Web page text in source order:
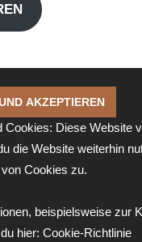
Cookies: Diese Website
die Website weiterhin
Cookies zu.
beispielsweise zur
hier: Cookie-Richtlinie